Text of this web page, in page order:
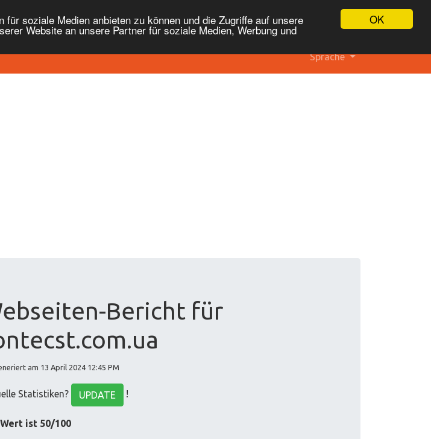
OK
soziale Medien anbieten zu können und die Zugriffe auf unsere
Website an unsere Partner für soziale Medien, Werbung und
Sprache
Bericht für
am 13 April 2024 12:45 PM
Statistiken? UPDATE !
ist 50/100